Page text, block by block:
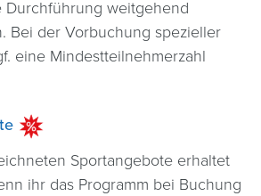
Durchführung weitgehend
Bei der Vorbuchung spezieller
eine Mindestteilnehmerzahl
Sportangebote erhaltet
ihr das Programm bei Buchung